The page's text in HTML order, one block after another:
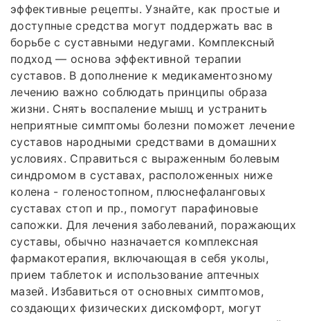
эффективные рецепты. Узнайте, как простые и
доступные средства могут поддержать вас в
борьбе с суставными недугами. Комплексный
подход — основа эффективной терапии
суставов. В дополнение к медикаментозному
лечению важно соблюдать принципы образа
жизни. Снять воспаление мышц и устранить
неприятные симптомы болезни поможет лечение
суставов народными средствами в домашних
условиях. Справиться с выраженным болевым
синдромом в суставах, расположенных ниже
колена - голеностопном, плюснефаланговых
суставах стоп и пр., помогут парафиновые
сапожки. Для лечения заболеваний, поражающих
суставы, обычно назначается комплексная
фармакотерапия, включающая в себя уколы,
прием таблеток и использование аптечных
мазей. Избавиться от основных симптомов,
создающих физических дискомфорт, могут